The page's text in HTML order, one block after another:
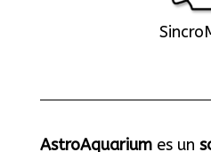
AstroAquariumes un